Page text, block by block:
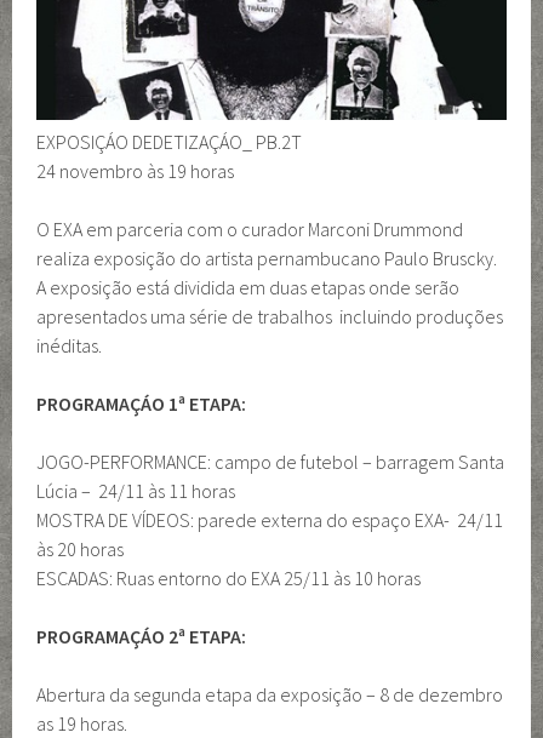
EXPOSIÇÁO DEDETIZAÇÁO_ PB.2T
24 novembro às 19 horas
O EXA em parceria com o curador Marconi Drummond
realiza exposição do artista pernambucano Paulo Bruscky.
A exposição está dividida em duas etapas onde serão
apresentados uma série de trabalhos incluindo produções
inéditas.
PROGRAMAÇÁO 1ª ETAPA:
JOGO-PERFORMANCE: campo de futebol – barragem Santa
Lúcia – 24/11 às 11 horas
MOSTRA DE VÍDEOS: parede externa do espaço EXA- 24/11
às 20 horas
ESCADAS: Ruas entorno do EXA 25/11 às 10 horas
PROGRAMAÇÁO 2ª ETAPA:
Abertura da segunda etapa da exposição – 8 de dezembro
as 19 horas.